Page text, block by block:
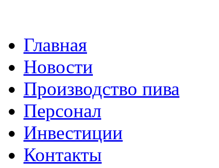
Главная
Новости
Производство пива
Персонал
Инвестиции
Контакты